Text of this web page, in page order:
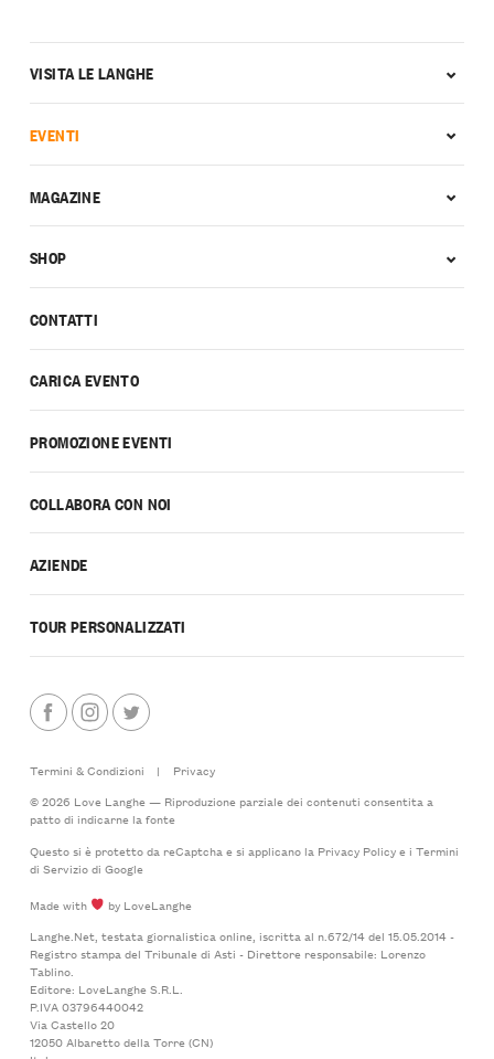
CONTATTI
CARICA EVENTO
PROMOZIONE EVENTI
COLLABORA CON NOI
AZIENDE
TOUR PERSONALIZZATI
VISITA LE LANGHE
EVENTI
MAGAZINE
SHOP
Termini & Condizioni |
Privacy
© 2026 Love Langhe — Riproduzione parziale dei contenuti consentita a
patto di indicarne la fonte
Questo si è protetto da reCaptcha e si applicano la Privacy Policye i Termini
di Serviziodi Google
Made with
by LoveLanghe
Langhe.Net, testata giornalistica online, iscritta al n.672/14 del 15.05.2014 -
Registro stampa del Tribunale di Asti - Direttore responsabile: Lorenzo
Tablino.
Editore: LoveLanghe S.R.L.
P.IVA 03796440042
Via Castello 20
12050 Albaretto della Torre (CN)